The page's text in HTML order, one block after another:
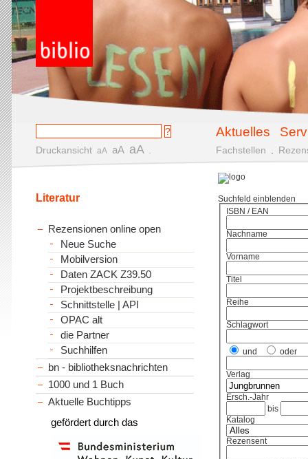
Aktuelles
Druckansicht aA aA aA Fachstellen
Suchfeld einblenden
ISBN / EAN
Nachname
Vorname
Titel
Reihe
Schlagwort
und oder
Verlag
Ersch.-Jahr
bis
Katalog
Rezensent
Literatur
Rezensionen online open
Neue Suche
Mobilversion
Daten ZACK Z39.50
Projektbeschreibung
Schnittstelle | API
OPAC alt
die Partner
Suchhilfen
bn - bibliotheksnachrichten
1000 und 1 Buch
Aktuelle Buchtipps
gefördert durch das